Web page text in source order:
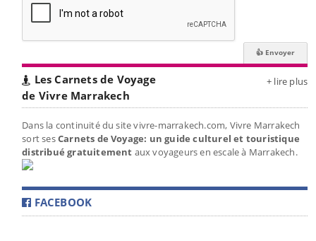
Les Carnets de Voyage
de Vivre Marrakech
+ lire plus
Dans la continuité du site vivre-marrakech.com, Vivre Marrakech
sort sesCarnets de Voyage: un guide culturel et touristique
distribué gratuitement aux voyageurs en escale à Marrakech.
FACEBOOK